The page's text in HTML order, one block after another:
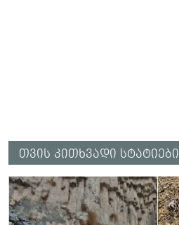
თვის კითხვადი სტატიები